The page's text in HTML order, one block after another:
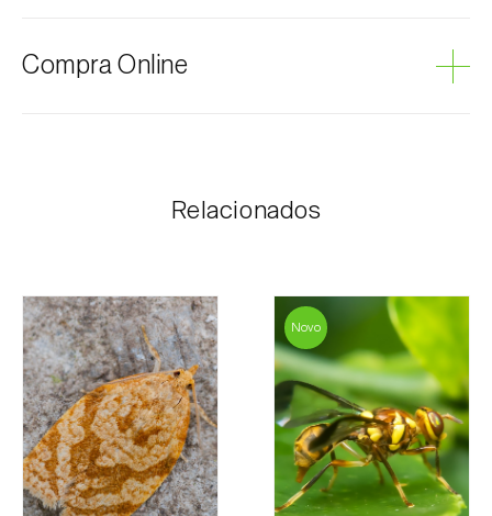
Compra Online
mais brevemente possível com informação referente
ao valor total da encomenda e dados para
pagamento.
Para qualquer dúvida, contacte-nos:
Telefone:212 333 019
Email:info@biosani.com
Formulário de contacto
Relacionados
Novo